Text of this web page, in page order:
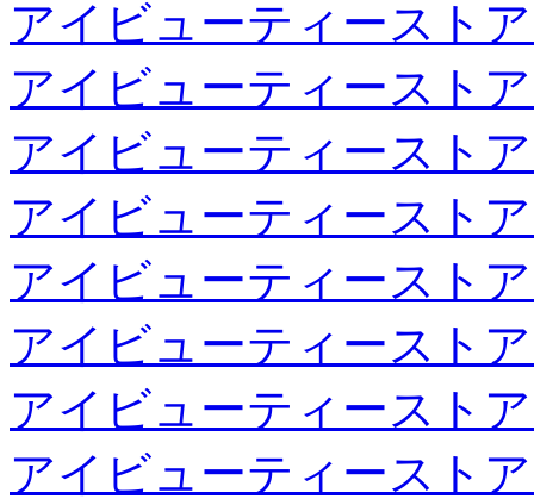
アイビューティースト
アイビューティースト
アイビューティースト
アイビューティースト
アイビューティースト
アイビューティースト
アイビューティースト
アイビューティースト